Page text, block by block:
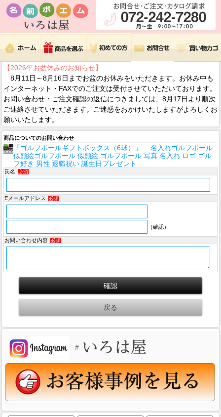
【2026年お盆休みのお知らせ】
8月11日～8月16日までお盆のお休みをいただきます。お休み中も
インターネット・FAXでのご注文は受付させていただいております。
お問い合わせ・ご注文確認の返信につきましては、8月17日より順次
ご連絡させていただきます。ご迷惑をおかけいたしますがよろしくお
願いいたします。
商品についてのお問い合わせ
「ゴルフボールギフトボックス（6球）」 名入れゴルフボール
似顔絵ゴルフボール 似顔絵 ゴルフボール 写真 名入れ ロゴ ゴル
フ好き 男性 退職祝い 誕生日プレゼント
氏名 必須
Eメールアドレス 必須
（確認）
お問い合わせ内容 必須